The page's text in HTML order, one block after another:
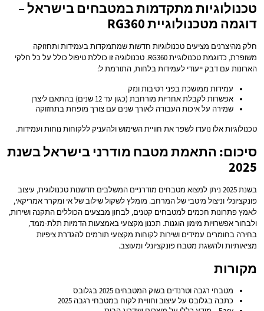
טכנולוגיות מתקדמות במטבחים בישראל –
דוגמה מטכנולוגיית RG360
חלק מהיצרנים מציעים טכנולוגיות חדשות שמתמקדות בעמידות ותחזוקה
משופרת, כדוגמת טכנולוגיית RG360. טכנולוגיה זו כוללת טיפול כולל על כל חלקי
הארונות עם דבק ייעודי לעמידות בלחות, התורמת ל:
עמידות ממושכת בפני רטיבות ונזק
אפשרות לקבלת אחריות מורחבת (כגון עד 12 שנים) בהתאם ליצרן
שמירה על איכות העבודה לאורך שנים עם צורך מופחת בתחזוקה
טכנולוגיות אלו נועדו לשפר את חוויית השימוש ולהעניק ללקוחות נוחות ועמידות.
סיכום: התאמת מטבח מודרני בישראל בשנת
2025
בשנת 2025 ניתן למצוא מטבחים מודרניים המשלבים חדשנות טכנולוגית, עיצוב
פונקציונלי וניצול מיטבי של המרחב. מומלץ לשקול שילוב של אי ומקרר אמריקאי,
לאמץ פתרונות חכמים למטבחים קטנים, לבחון מבצעים הכוללים התקנה ושירות,
ולבחור אפשרויות מימון הוגנות. תכנון מקצועי באמצעות הדמיות תלת-ממד,
בחירה בחומרים עמידים ושירות לקוחות מקצועי תורמים להגדרת ציפיות
מציאותיות ולהשגת מטבח פונקציונלי ומעוצב.
מקורות
מטבחי רגבה וטרנדים בשוק המטבחים 2025 בגלובס
כתבה בגלובס על עיצוב וחוויית לקוח במטבחי רגבה 2025